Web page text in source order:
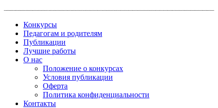
содержимому
Конкурсы
Педагогам и родителям
Публикации
Лучшие работы
О нас
Положение о конкурсах
Условия публикации
Оферта
Политика конфиденциальности
Контакты